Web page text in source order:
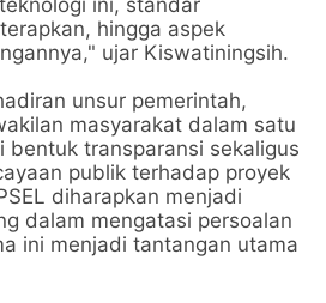
ini, standar
hingga aspek
ujar Kiswatiningsih.
unsur pemerintah,
masyarakat dalam satu
bentuk transparansi sekaligus
publik terhadap proyek
diharapkan menjadi
dalam mengatasi persoalan
ini menjadi tantangan utama